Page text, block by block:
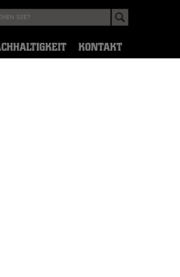
KONTAKT